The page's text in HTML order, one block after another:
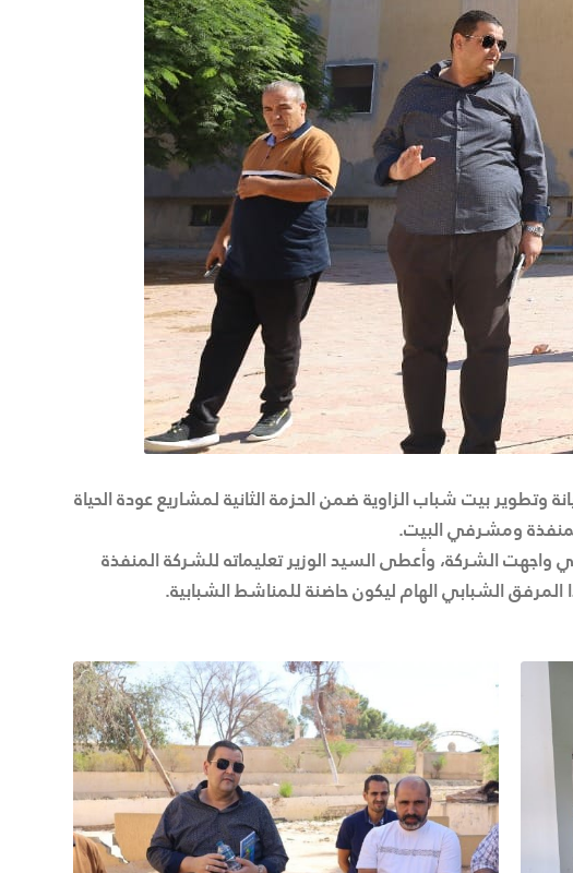
2022م صباحاً الأعمال المنجزة بمشروع صيانة وتطوير بيت شباب الزاوية ضمن الحزمة الثانية لمشاريع عودة الحياة
ومشرفي البيت.
واجهت الشركة، وأعطى السيد الوزير تعليماته للشركة المنفذة
المرفق الشبابي الهام ليكون حاضنة للمناشط الشبابية.